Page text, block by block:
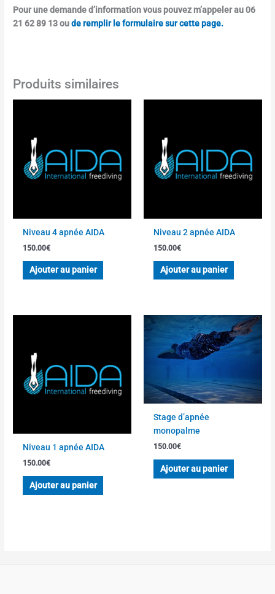
Pour une demande d’information vous pouvez m’appeler au 06
21 62 89 13 oude remplir le formulaire sur cette page.
Produits similaires
Niveau 4 apnée AIDA
150.00€
Ajouter au panier
Niveau 2 apnée AIDA
150.00€
Ajouter au panier
Niveau 1 apnée AIDA
150.00€
Ajouter au panier
Stage d’apnée
monopalme
150.00€
Ajouter au panier